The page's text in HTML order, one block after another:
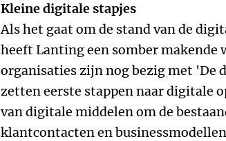
Kleine digitale stapjes
Als het gaat om de stand van de
heeft Lanting een somber makende
organisaties zijn nog bezig met 'De
zetten eerste stappen naar digitale
van digitale middelen om de
klantcontacten en